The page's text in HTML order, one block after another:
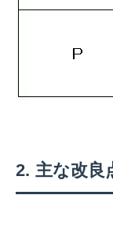
主な改良